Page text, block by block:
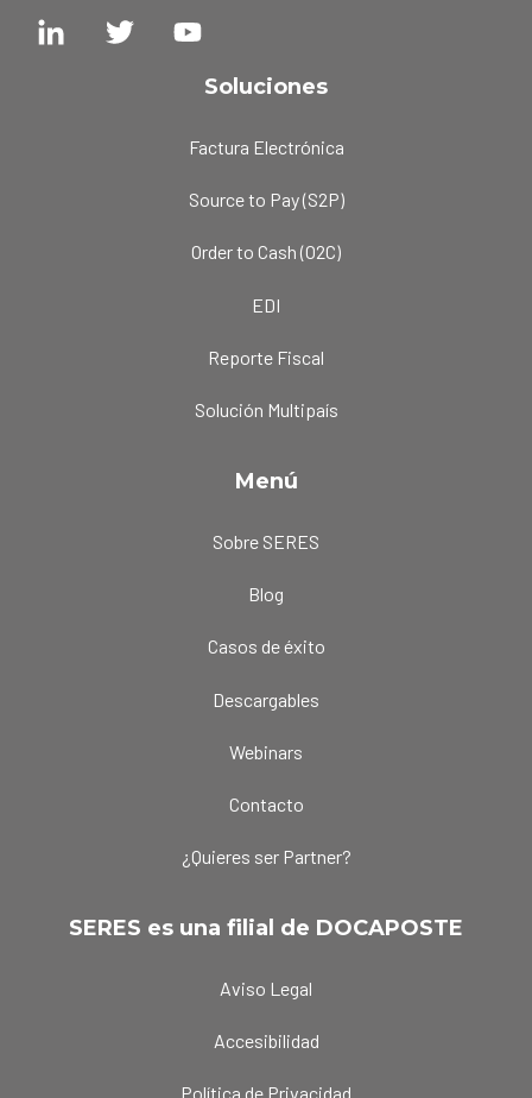
Soluciones
Factura Electrónica
Source to Pay (S2P)
Order to Cash (O2C)
EDI
Reporte Fiscal
Solución Multipaís
Menú
Sobre SERES
Blog
Casos de éxito
Descargables
Webinars
Contacto
¿Quieres ser Partner?
SERES es una filial de DOCAPOSTE
Aviso Legal
Accesibilidad
Política de Privacidad